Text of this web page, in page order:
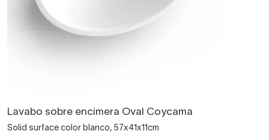
Lavabo sobre encimera Oval Coycama
Solid surface color blanco, 57x41x11cm